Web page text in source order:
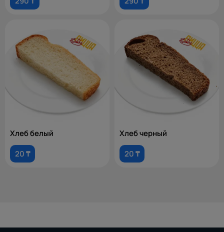
Хлеб белый
20 ₸
Хлеб черный
20 ₸